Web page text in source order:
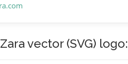
vector (SVG) logo: